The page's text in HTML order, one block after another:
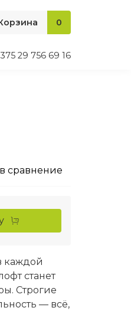
0
29 756 69 16
сравнение
каждой
станет
Строгие
— всё,